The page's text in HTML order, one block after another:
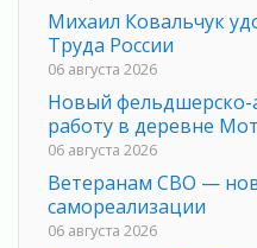
Михаил Ковальчук
Труда России
06 августа 2026
Новый фельдшерско-
работу в деревне
06 августа 2026
Ветеранам СВО —
самореализации
06 августа 2026